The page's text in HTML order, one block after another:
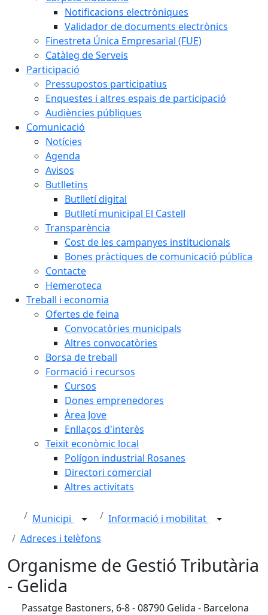
Notificacions electròniques
Validador de documents electrònics
Finestreta Única Empresarial (FUE)
Catàleg de Serveis
Participació
Pressupostos participatius
Enquestes i altres espais de participació
Audiències públiques
Comunicació
Notícies
Agenda
Avisos
Butlletins
Butlletí digital
Butlletí municipal El Castell
Transparència
Cost de les campanyes institucionals
Bones pràctiques de comunicació pública
Contacte
Hemeroteca
Treball i economia
Ofertes de feina
Convocatòries municipals
Altres convocatòries
Borsa de treball
Formació i recursos
Cursos
Dones emprenedores
Àrea Jove
Enllaços d'interès
Teixit econòmic local
Polígon industrial Rosanes
Directori comercial
Altres activitats
Municipi
Informació i mobilitat
Adreces i telèfons
Organisme de Gestió Tributària
- Gelida
Passatge Bastoners, 6-8 - 08790 Gelida - Barcelona